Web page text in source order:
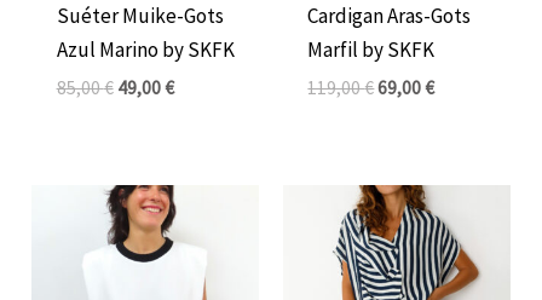
Suéter Muike-Gots
Azul Marino by SKFK
85,00€ 49,00€
Cardigan Aras-Gots
Marfil by SKFK
119,00€69,00€
El
precio
original
era:
El
precio
actual
39,00 €.
El
precio
original
era:
115,00 €.
precio
actual
es:
69,00 €.